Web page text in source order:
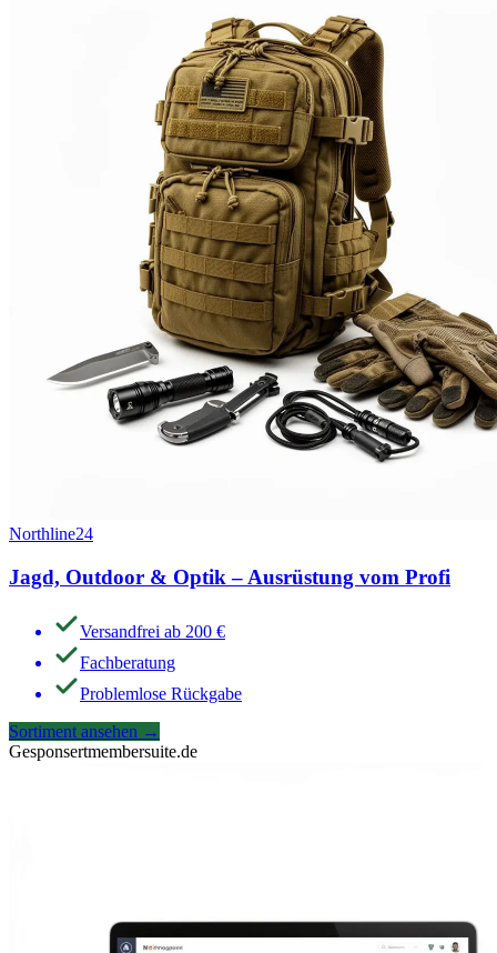
Northline24
Jagd, Outdoor & Optik – Ausrüstung vom Profi
Versandfrei ab 200 €
Fachberatung
Problemlose Rückgabe
Sortiment ansehen →
Gesponsertmembersuite.de